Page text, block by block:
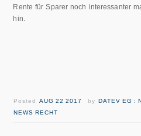
Rente für Sparer noch interessanter
hin.
PostedAUG 22 2017 byDATEV EG :
NEWS RECHT